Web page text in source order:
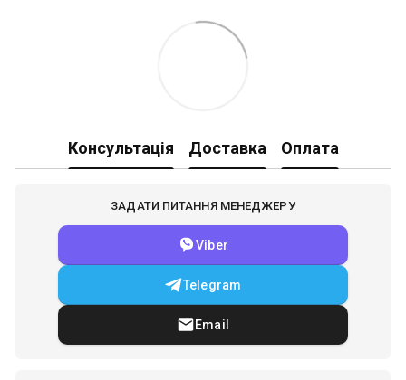
Консультація Доставка Оплата
ЗАДАТИ ПИТАННЯ МЕНЕДЖЕРУ
Viber
Telegram
Email